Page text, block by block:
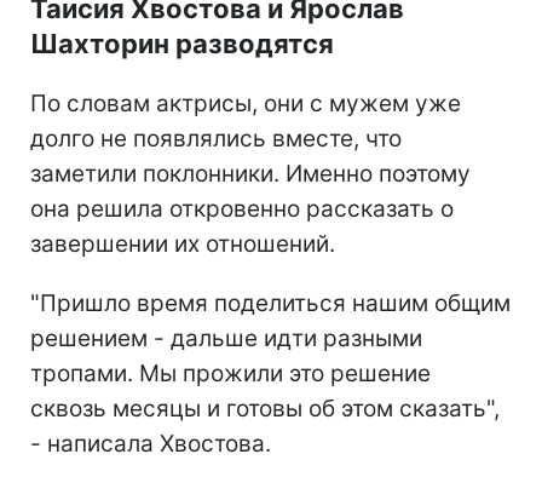
Таисия Хвостова и Ярослав
Шахторин разводятся
По словам актрисы, они с мужем уже
долго не появлялись вместе, что
заметили поклонники. Именно поэтому
она решила откровенно рассказать о
завершении их отношений.
"Пришло время поделиться нашим общим
решением - дальше идти разными
тропами. Мы прожили это решение
сквозь месяцы и готовы об этом сказать",
- написала Хвостова.